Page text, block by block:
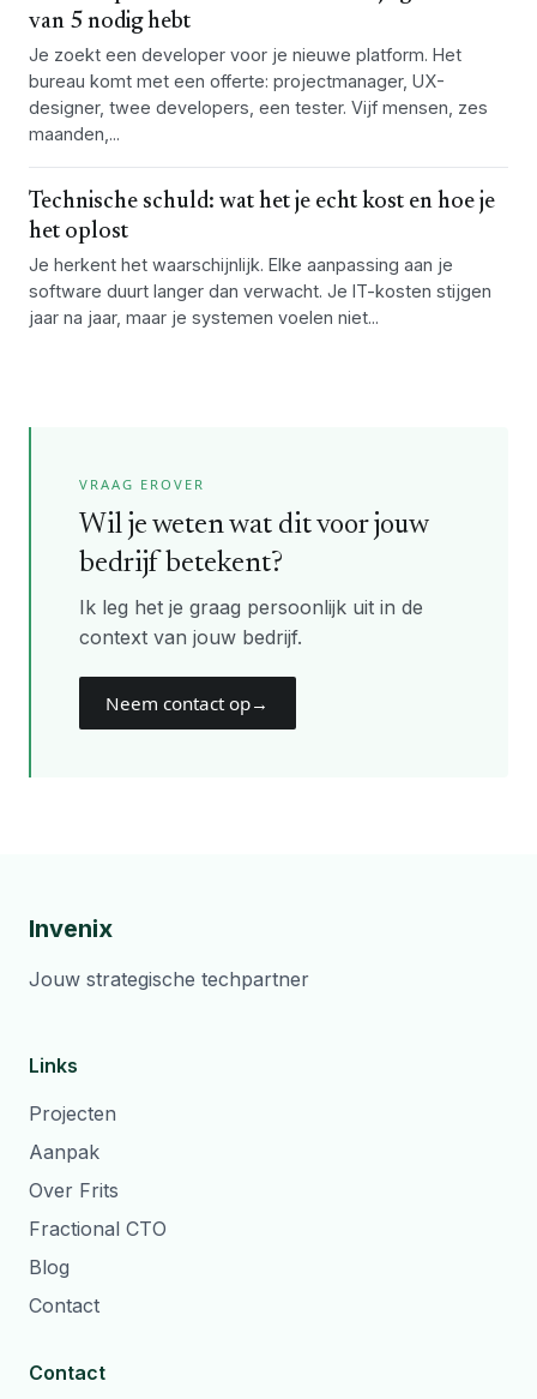
van 5 nodig hebt
Je zoekt een developer voor je nieuwe platform. Het
bureau komt met een offerte: projectmanager, UX-
designer, twee developers, een tester. Vijf mensen, zes
maanden,...
Technische schuld: wat het je echt kost en hoe je
het oplost
Je herkent het waarschijnlijk. Elke aanpassing aan je
software duurt langer dan verwacht. Je IT-kosten stijgen
jaar na jaar, maar je systemen voelen niet...
VRAAG EROVER
Wil je weten wat dit voor jouw
bedrijf betekent?
Ik leg het je graag persoonlijk uit in de
context van jouw bedrijf.
Neem contact op→
Invenix
Jouw strategische techpartner
Links
Projecten
Aanpak
Over Frits
Fractional CTO
Blog
Contact
Contact